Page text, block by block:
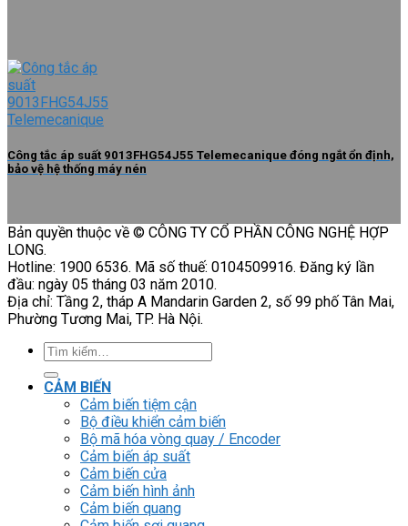
Công tắc áp suất 9013FHG54J55 Telemecanique đóng ngắt ổn định,
bảo vệ hệ thống máy nén
Bản quyền thuộc về © CÔNG TY CỔ PHẦN CÔNG NGHỆ HỢP
LONG.
Hotline: 1900 6536. Mã số thuế: 0104509916. Đăng ký lần
đầu: ngày 05 tháng 03 năm 2010.
Địa chỉ: Tầng 2, tháp A Mandarin Garden 2, số 99 phố Tân Mai,
Phường Tương Mai, TP. Hà Nội.
Tìm
kiếm:
CẢM BIẾN
Cảm biến tiệm cận
Bộ điều khiển cảm biến
Bộ mã hóa vòng quay / Encoder
Cảm biến áp suất
Cảm biến cửa
Cảm biến hình ảnh
Cảm biến quang